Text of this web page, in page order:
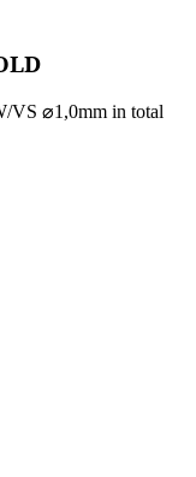
VS ⌀1,0mm in total